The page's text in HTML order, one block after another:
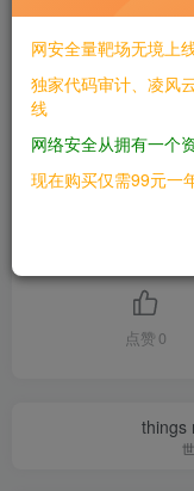
©版权声明
文章版权归作者所有，
漏洞库
点赞 0
things
网安全量靶场无境上
独家代码审计、凌风
线
网络安全从拥有一个
现在购买仅需99元一